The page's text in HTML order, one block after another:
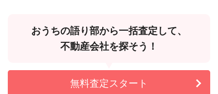
おうちの語り部から一括査定して、
不動産会社を探そう！
無料査定スタート